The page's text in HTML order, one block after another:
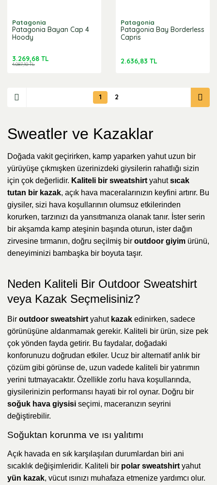
Patagonia
Patagonia Bayan Cap 4
Hoody
3.269,68 TL
4.087,10 TL
Patagonia
Patagonia Bay Borderless
Capris
2.636,83 TL
1 2
Sweatler ve Kazaklar
Doğada vakit geçirirken, kamp yaparken yahut uzun bir
yürüyüşe çıkmışken üzerinizdeki giysilerin rahatlığı sizin
için çok değerlidir. Kaliteli bir sweatshirt yahutsıcak
tutan bir kazak, açık hava maceralarınızın keyfini artırır. Bu
giysiler, sizi hava koşullarının olumsuz etkilerinden
korurken, tarzınızı da yansıtmanıza olanak tanır. İster serin
bir akşamda kamp ateşinin başında oturun, ister dağın
zirvesine tırmanın, doğru seçilmiş bir outdoor giyim ürünü,
deneyiminizi bambaşka bir boyuta taşır.
Neden Kaliteli Bir Outdoor Sweatshirt
veya Kazak Seçmelisiniz?
Bir outdoor sweatshirt yahut kazak edinirken, sadece
görünüşüne aldanmamak gerekir. Kaliteli bir ürün, size pek
çok yönden fayda getirir. Bu faydalar, doğadaki
konforunuzu doğrudan etkiler. Ucuz bir alternatif anlık bir
çözüm gibi görünse de, uzun vadede kaliteli bir yatırımın
yerini tutmayacaktır. Özellikle zorlu hava koşullarında,
giysilerinizin performansı hayati bir rol oynar. Doğru bir
soğuk hava giysisi seçimi, maceranızın seyrini
değiştirebilir.
Soğuktan korunma ve ısı yalıtımı
Açık havada en sık karşılaşılan durumlardan biri ani
sıcaklık değişimleridir. Kaliteli bir polar sweatshirt yahut
yün kazak, vücut ısınızı muhafaza etmenize yardımcı olur.